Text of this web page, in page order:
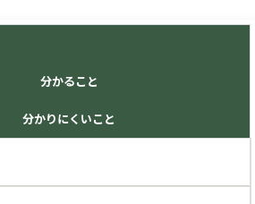
分かること
分かりにくいこと